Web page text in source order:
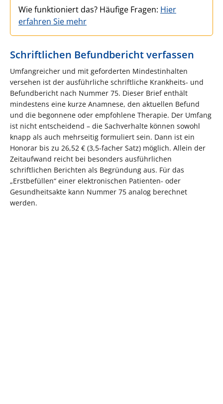
Wie funktioniert das? Häufige Fragen: Hier
erfahren Sie mehr
Schriftlichen Befundbericht verfassen
Umfangreicher und mit geforderten Mindestinhalten
versehen ist der ausführliche schriftliche Krankheits- und
Befundbericht nach Nummer 75. Dieser Brief enthält
mindestens eine kurze Anamnese, den aktuellen Befund
und die begonnene oder empfohlene Therapie. Der Umfang
ist nicht entscheidend – die Sachverhalte können sowohl
knapp als auch mehrseitig formuliert sein. Dann ist ein
Honorar bis zu 26,52 € (3,5-facher Satz) möglich. Allein der
Zeitaufwand reicht bei besonders ausführlichen
schriftlichen Berichten als Begründung aus. Für das
„Erstbefüllen“ einer elektronischen Patienten- oder
Gesundheitsakte kann Nummer 75 analog berechnet
werden.